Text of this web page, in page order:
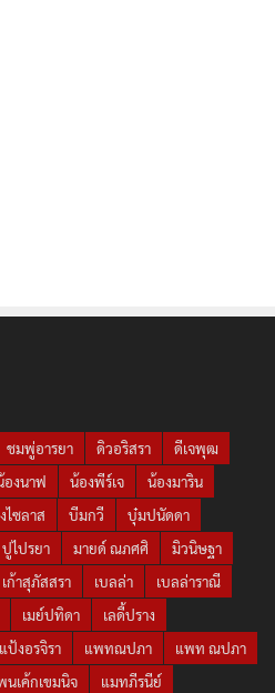
ชมพู่อารยา ดิวอริสรา
ดีเจพุฒ
องนาฟ น้องพีร์เจ
น้องมาริน
ไซลาส บีมกวี
บุ๋มปนัดดา
ปูไปรยา มายด์ ณภศศิ
มิวนิษฐา
เก้าสุภัสสรา เบลล่า
เบลล่าราณี
เมย์ปทิดา
เลดี้ปราง
แป้งอรจิรา แพทณปภา
แพท ณปภา
นเค้กเขมนิจ
แมทภีรนีย์